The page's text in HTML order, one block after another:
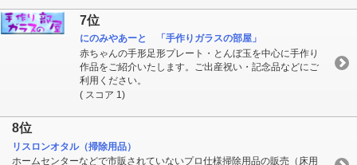
7位
にのみやあーと 「手作りガラスの部屋」
赤ちゃんの手形足形プレート・とんぼ玉を中心に手作り
作品をご紹介いたします。ご出産祝い・記念品などにご
利用ください。
( スコア 1)
8位
リスロンオタル（掃除用品）
ホームセンターなどで市販されていないプロ仕様掃除用品の販売（床用